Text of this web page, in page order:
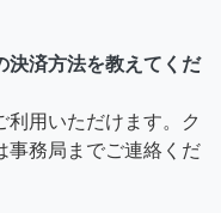
決済方法を教えてくだ
利用いただけます。ク
事務局までご連絡くだ